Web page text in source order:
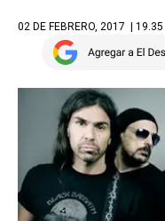
02 DE FEBRERO, 2017 | 19.35